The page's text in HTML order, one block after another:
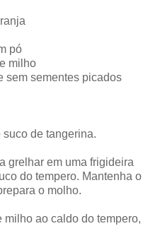
pó
milho
sem sementes picados
de tangerina.
grelhar em uma frigideira
do tempero. Mantenha o
o molho.
ao caldo do tempero,